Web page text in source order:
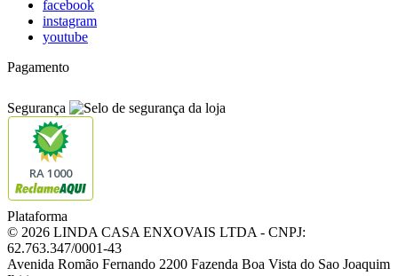
facebook
instagram
youtube
Pagamento
Segurança
RA 1000
Plataforma
© 2026 LINDA CASA ENXOVAIS LTDA - CNPJ:
62.763.347/0001-43
Avenida Romão Fernando 2200 Fazenda Boa Vista do Sao Joaquim